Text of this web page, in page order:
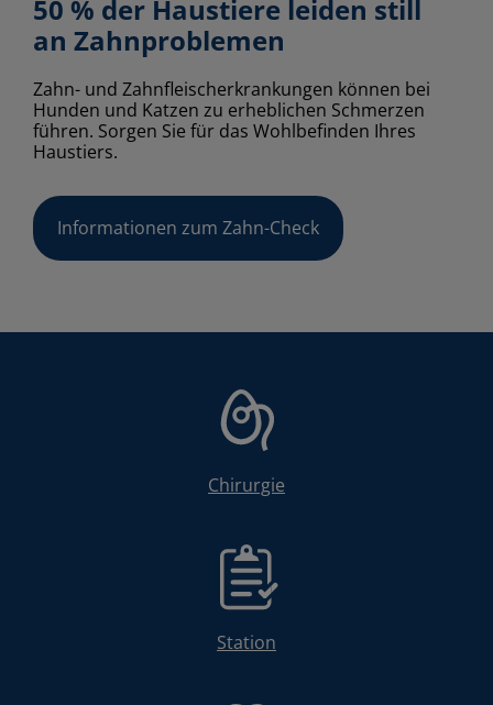
50 % der Haustiere leiden still
an Zahnproblemen
Zahn- und Zahnfleischerkrankungen können bei
Hunden und Katzen zu erheblichen Schmerzen
führen. Sorgen Sie für das Wohlbefinden Ihres
Haustiers.
Informationen zum Zahn-Check
Chirurgie
Station